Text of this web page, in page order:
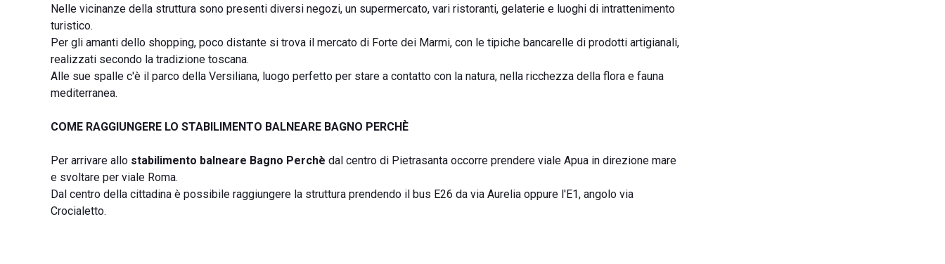
Nelle vicinanze della struttura sono presenti diversi negozi, un supermercato, vari ristoranti, gelaterie e luoghi di intrattenimento
turistico.
Per gli amanti dello shopping, poco distante si trova il mercato di Forte dei Marmi, con le tipiche bancarelle di prodotti artigianali,
realizzati secondo la tradizione toscana.
Alle sue spalle c'è il parco della Versiliana, luogo perfetto per stare a contatto con la natura, nella ricchezza della flora e fauna
mediterranea.
COME RAGGIUNGERE LO STABILIMENTO BALNEARE BAGNO PERCHÈ
Per arrivare allo stabilimento balneare Bagno Perchè dal centro di Pietrasanta occorre prendere viale Apua in direzione mare
e svoltare per viale Roma.
Dal centro della cittadina è possibile raggiungere la struttura prendendo il bus E26 da via Aurelia oppure l'E1, angolo via
Crocialetto.